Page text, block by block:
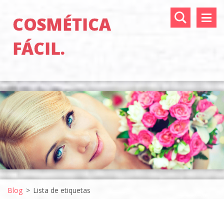
COSMÉTICA
FÁCIL.
Blog > Lista de etiquetas